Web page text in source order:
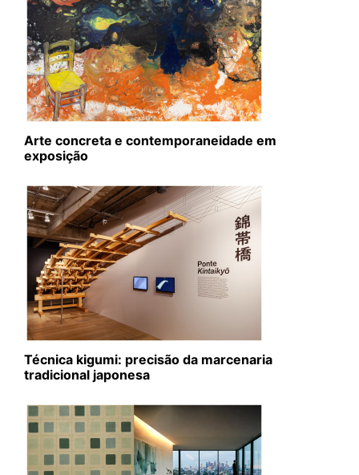
Arte concreta e contemporaneidade em
exposição
Técnica kigumi: precisão da marcenaria
tradicional japonesa